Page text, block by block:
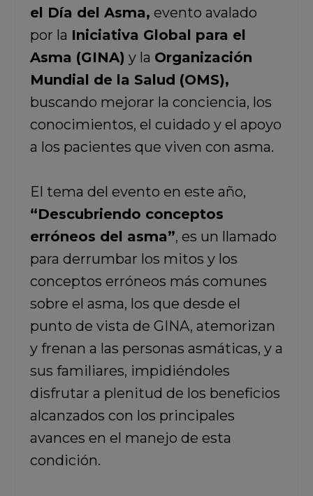
el Día del Asma, evento avalado
por la Iniciativa Global para el
Asma (GINA) y la Organización
Mundial de la Salud (OMS),
buscando mejorar la conciencia, los
conocimientos, el cuidado y el apoyo
a los pacientes que viven con asma.
El tema del evento en este año,
“Descubriendo conceptos
erróneos del asma”, es un llamado
para derrumbar los mitos y los
conceptos erróneos más comunes
sobre el asma, los que desde el
punto de vista de GINA, atemorizan
y frenan a las personas asmáticas, y a
sus familiares, impidiéndoles
disfrutar a plenitud de los beneficios
alcanzados con los principales
avances en el manejo de esta
condición.